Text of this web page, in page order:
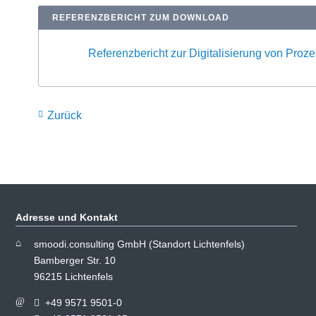
REFERENZBERICHT ZUM DOWNLOAD
Referenzbericht zur Digitalisierung von
Zurück
Adresse und Kontakt
smoodi.consulting GmbH (Standort Lichtenfels)
Bamberger Str. 10
96215 Lichtenfels
+49 9571 9501-0